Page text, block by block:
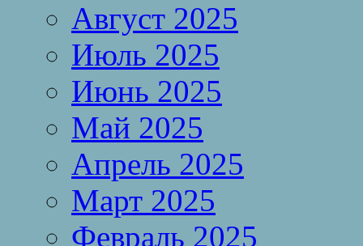
Август 2025
Июль 2025
Июнь 2025
Май 2025
Апрель 2025
Март 2025
Февраль 2025